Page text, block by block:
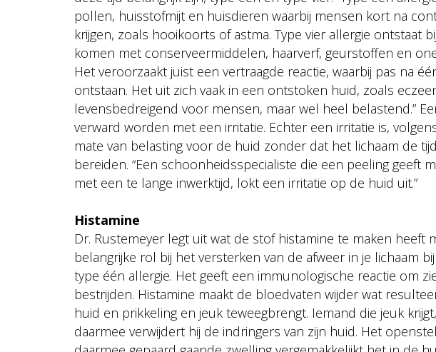
pollen, huisstofmijt en huisdieren waarbij mensen kort na
krijgen, zoals hooikoorts of astma. Type vier allergie ontstaat
komen met conserveermiddelen, haarverf, geurstoffen en
Het veroorzaakt juist een vertraagde reactie, waarbij pas na
ontstaan. Het uit zich vaak in een ontstoken huid, zoals
levensbedreigend voor mensen, maar wel heel belastend.”
verward worden met een irritatie. Echter een irritatie is,
mate van belasting voor de huid zonder dat het lichaam de
bereiden. “Een schoonheidsspecialiste die een peeling geeft
met een te lange inwerktijd, lokt een irritatie op de huid uit.”
Histamine
Dr. Rustemeyer legt uit wat de stof histamine te maken heeft
belangrijke rol bij het versterken van de afweer in je lichaam
type één allergie. Het geeft een immunologische reactie om
bestrijden. Histamine maakt de bloedvaten wijder wat
huid en prikkeling en jeuk teweegbrengt. Iemand die jeuk
daarmee verwijdert hij de indringers van zijn huid. Het